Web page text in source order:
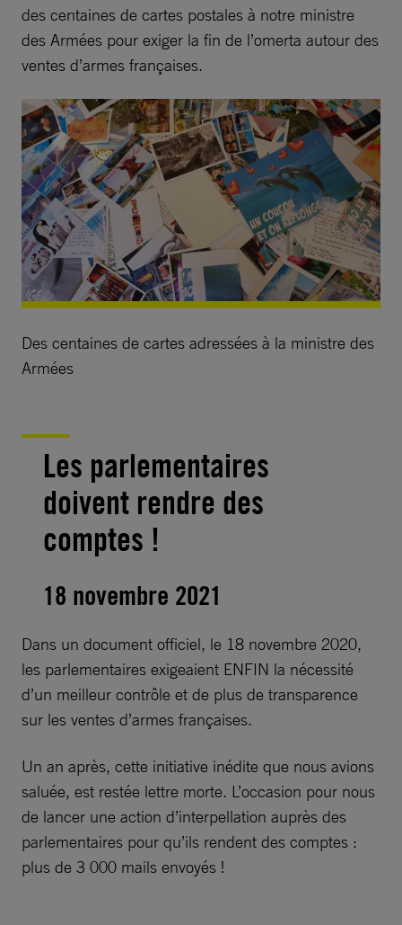
des centaines de cartes postales à notre ministre
des Armées pour exiger la fin de l’omerta autour des
ventes d’armes françaises.
Des centaines de cartes adressées à la ministre des
Armées
Les parlementaires
doivent rendre des
comptes !
18 novembre 2021
Dans un document officiel, le 18 novembre 2020,
les parlementaires exigeaient ENFIN la nécessité
d’un meilleur contrôle et de plus de transparence
sur les ventes d’armes françaises.
Un an après, cette initiative inédite que nous avions
saluée, est restée lettre morte. L’occasion pour nous
de lancer une action d’interpellation auprès des
parlementaires pour qu’ils rendent des comptes :
plus de 3 000 mails envoyés !